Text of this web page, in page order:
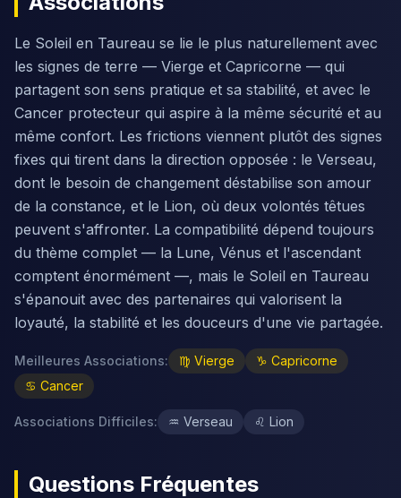
Le Soleil en Taureau se lie le plus naturellement avec
les signes de terre — Vierge et Capricorne — qui
partagent son sens pratique et sa stabilité, et avec le
Cancer protecteur qui aspire à la même sécurité et au
même confort. Les frictions viennent plutôt des signes
fixes qui tirent dans la direction opposée : le Verseau,
dont le besoin de changement déstabilise son amour
de la constance, et le Lion, où deux volontés têtues
peuvent s'affronter. La compatibilité dépend toujours
du thème complet — la Lune, Vénus et l'ascendant
comptent énormément —, mais le Soleil en Taureau
s'épanouit avec des partenaires qui valorisent la
loyauté, la stabilité et les douceurs d'une vie partagée.
Meilleures Associations: ♍ Vierge ♑ Capricorne
♋ Cancer
Associations Difficiles: ♒ Verseau ♌ Lion
Questions Fréquentes